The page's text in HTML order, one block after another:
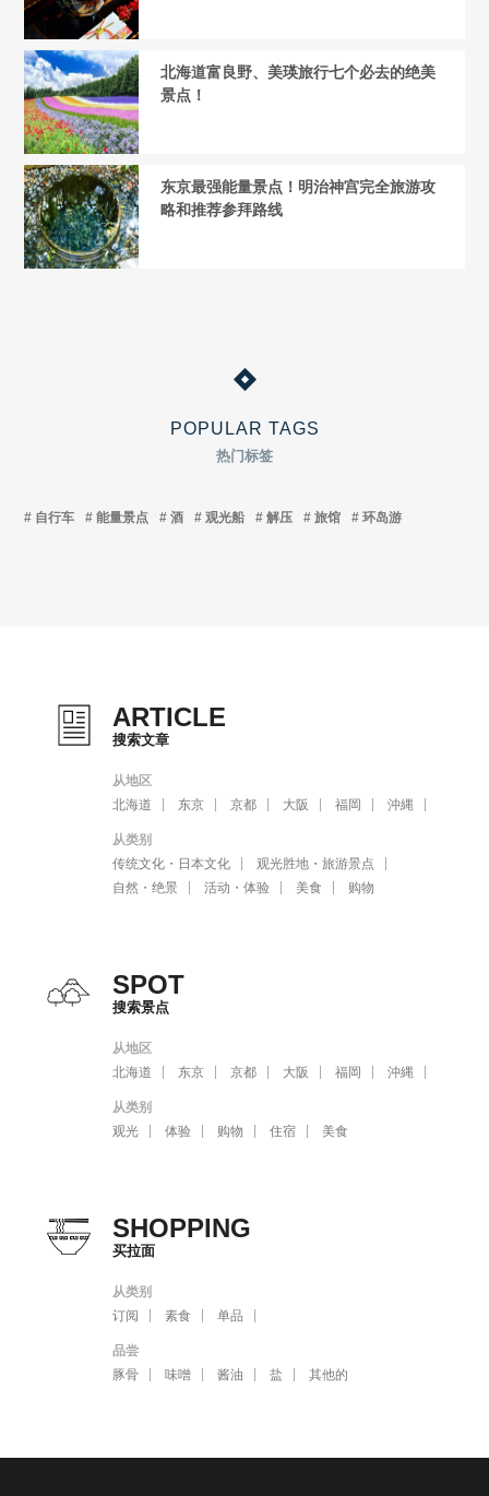
POPULAR TAGS
热门标签
自行车 能量景点 酒 观光船 解压 旅馆 环岛游
北海道富良野、美瑛旅行七个必去的绝美
景点！
东京最强能量景点！明治神宫完全旅游攻
略和推荐参拜路线
ARTICLE
搜索文章
从地区
北海道
东京 京都 大阪 福岡 沖縄
从类别
传统文化・日本文化
观光胜地・旅游景点
自然・绝景
活动・体验 美食 购物
SPOT
搜索景点
从地区
北海道
东京 京都 大阪 福岡 沖縄
从类别
观光
体验 购物 住宿 美食
SHOPPING
买拉面
从类别
订阅
素食 单品
品尝
豚骨
味噌 酱油 盐 其他的